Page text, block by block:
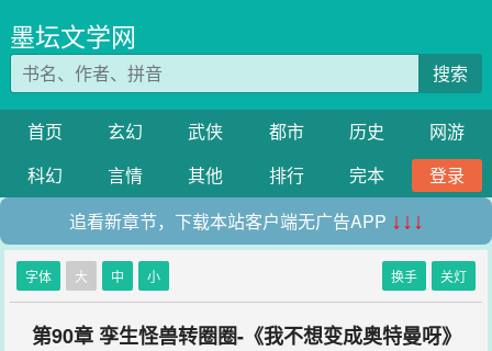
墨坛文学网
搜索
首页 玄幻 武侠 都市 历史
网游
科幻
言情 其他 排行 完本
登录
追看新章节，下载本站客户端无广告APP ↓↓↓
字体 大 中 小 换手 关灯
第90章 孪生怪兽转圈圈-《我不想变成奥特曼呀》